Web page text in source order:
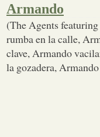
Armando
(The Agents
rumba en la calle,
clave, Armando
la gozadera,